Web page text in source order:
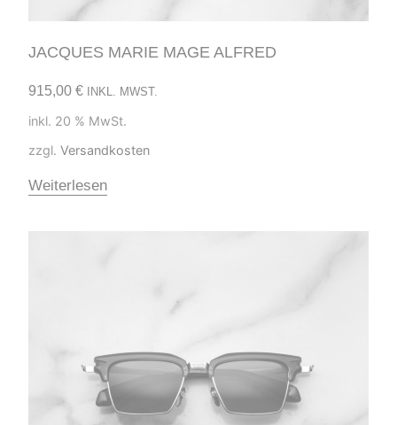
JACQUES MARIE MAGE ALFRED
915,00 € INKL. MWST.
inkl. 20 % MwSt.
zzgl. Versandkosten
Weiterlesen